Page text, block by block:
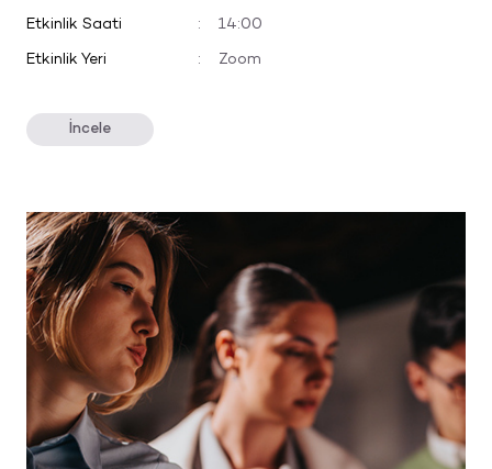
Etkinlik Saati : 14:00
Etkinlik Yeri : Zoom
İncele